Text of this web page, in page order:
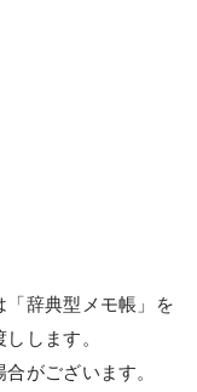
辞典型メモ帳」を
します。
がございます。